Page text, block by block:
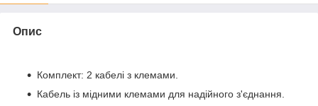
Опис
Комплект: 2 кабелі з клемами.
Кабель із мідними клемами для надійного з'єднання.